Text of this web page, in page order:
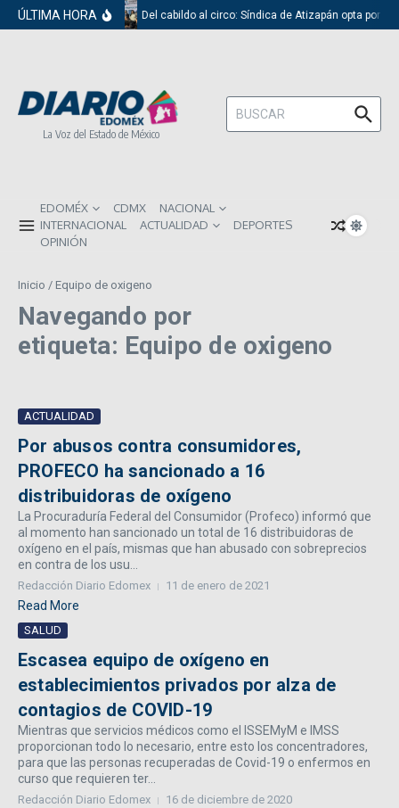
Saltar al contenido
ÚLTIMA HORA Del cabildo al circo: Síndica de Atizapán opta por
La Voz del Estado de México
Buscar:
EDOMÉX CDMX
NACIONAL
INTERNACIONAL
ACTUALIDAD
DEPORTES
OPINIÓN
Inicio / Equipo de oxigeno
Navegando por
etiqueta: Equipo de oxigeno
ACTUALIDAD
Por abusos contra consumidores,
PROFECO ha sancionado a 16
distribuidoras de oxígeno
La Procuraduría Federal del Consumidor (Profeco) informó que
al momento han sancionado un total de 16 distribuidoras de
oxígeno en el país, mismas que han abusado con sobreprecios
en contra de los usu...
Redacción Diario Edomex 11 de enero de 2021
Read More
SALUD
Escasea equipo de oxígeno en
establecimientos privados por alza de
contagios de COVID-19
Mientras que servicios médicos como el ISSEMyM e IMSS
proporcionan todo lo necesario, entre esto los concentradores,
para que las personas recuperadas de Covid-19 o enfermos en
curso que requieren ter...
Redacción Diario Edomex 16 de diciembre de 2020